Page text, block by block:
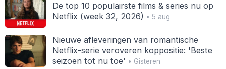
De top 10 populairste films & series nu op
Netflix (week 32, 2026) • 5 aug
Nieuwe afleveringen van romantische
Netflix-serie veroveren koppositie: 'Beste
seizoen tot nu toe' • Gisteren